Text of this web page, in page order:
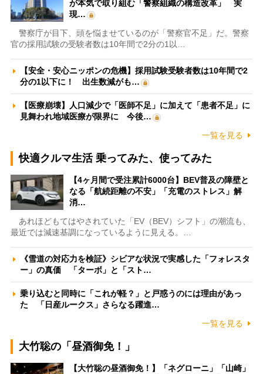
が本気で取り組む「警察組織の構造改革」 実
現…
警察庁が目下、頭を悩ませているのが「警察官不足」だ。警察
官の採用試験の受験者数は10年間で2分の1以…
【安全・安心ニッポンの危機】採用試験受験者数は10年間で2
分の1以下に！ 出生数減がも…
【医療崩壊】人口減少で「医師不足」に加えて「患者不足」に
見舞われ地域医療が限界に 今後…
一覧を見る
快適クルマ生活 乗ってみた、使ってみた
【4ヶ月間で受注累計6000台】BEV普及の障壁と
なる「航続距離の不安」「充電のストレス」解
消…
あれほどもてはやされていた「EV（BEV）シフト」の潮流も、
最近では減速基調になっているように見える。…
《雪道の対応力を検証》シビアな状況で実感した「フォレスタ
ー」の真価 「ターボ」と「スト…
乗り込むと同時に「これが軽？」と戸惑うのには理由があっ
た 「日産ルークス」さらなる躍進…
一覧を見る
大竹聡の「昼酒御免！」
【大竹聡の昼酒御免！】「ネグローニ」「山崎」